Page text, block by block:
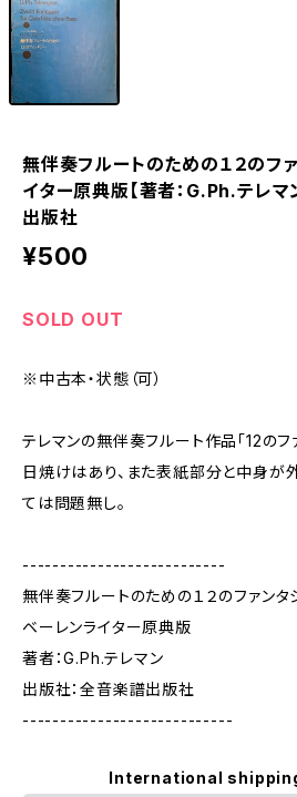
無伴奏フルートのための１２のフ
イター原典版【著者：G.Ph.テレマ
出版社
¥500
SOLD OUT
※中古本・状態（可）
テレマンの無伴奏フルート作品「12のフ
日焼けはあり、また表紙部分と中身が
ては問題無し。
---------------------------
無伴奏フルートのための１２のファンタ
ベーレンライター原典版
著者：G.Ph.テレマン
出版社：全音楽譜出版社
----------------------------
International